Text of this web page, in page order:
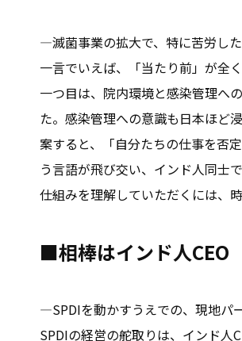
―滅菌事業の拡大で、特に苦労し
一言でいえば、「当たり前」が全
一つ目は、院内環境と感染管理へ
た。感染管理への意識も日本ほど
案すると、「自分たちの仕事を否
う言語が飛び交い、インド人同士
仕組みを理解していただくには、
■相棒はインド人CEO
―SPDIを動かすうえでの、現地パ
SPDIの経営の舵取りは、インド人